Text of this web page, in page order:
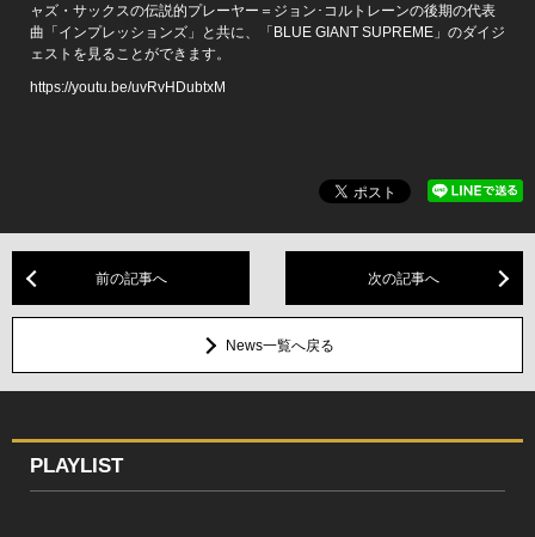
ャズ・サックスの伝説的プレーヤー＝ジョン･コルトレーンの後期の代表
曲「インプレッションズ」と共に、「BLUE GIANT SUPREME」のダイジ
ェストを見ることができます。
https://youtu.be/uvRvHDubtxM
前の記事へ 次の記事へ
News一覧へ戻る
PLAYLIST